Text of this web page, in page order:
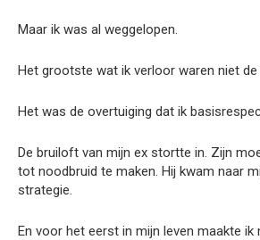
Maar ik was al weggelopen.
Het grootste wat ik verloor waren niet de
Het was de overtuiging dat ik
De bruiloft van mijn ex stortte in. Zijn
tot noodbruid te maken. Hij kwam naar
strategie.
En voor het eerst in mijn leven maakte ik